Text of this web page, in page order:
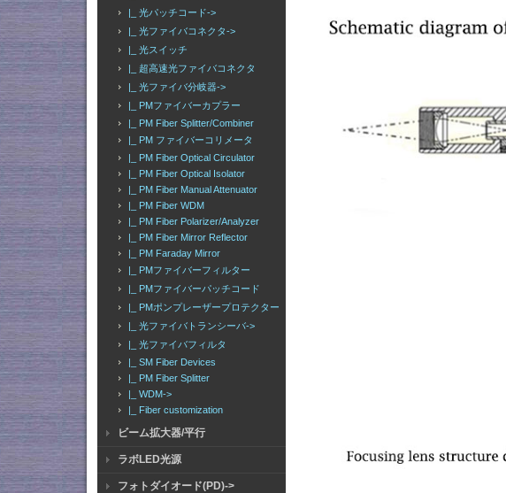
|_ 光パッチコード->
|_ 光ファイバコネクタ->
|_ 光スイッチ
|_ 超高速光ファイバコネクタ
|_ 光ファイバ分岐器->
|_ PMファイバーカプラー
|_ PM Fiber Splitter/Combiner
|_ PM ファイバーコリメータ
|_ PM Fiber Optical Circulator
|_ PM Fiber Optical Isolator
|_ PM Fiber Manual Attenuator
|_ PM Fiber WDM
|_ PM Fiber Polarizer/Analyzer
|_ PM Fiber Mirror Reflector
|_ PM Faraday Mirror
|_ PMファイバーフィルター
|_ PMファイバーパッチコード
|_ PMポンプレーザープロテクター
|_ 光ファイバトランシーバ->
|_ 光ファイバフィルタ
|_ SM Fiber Devices
|_ PM Fiber Splitter
|_ WDM->
|_ Fiber customization
ビーム拡大器/平行
ラボLED光源
フォトダイオード(PD)->